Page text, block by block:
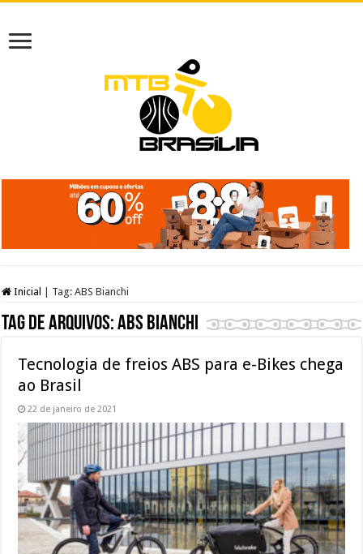
Inicial Tag:ABS Bianchi
Tag de arquivos:ABS Bianchi
Tecnologia de freios ABS para e-Bikes chega
ao Brasil
22 de janeiro de 2021